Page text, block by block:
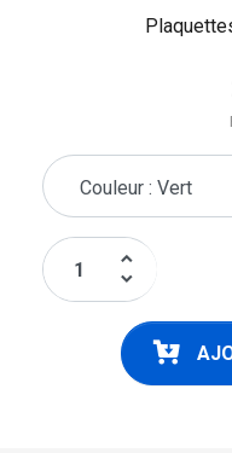
keyboard_arrow_up
keyboard_arrow_down